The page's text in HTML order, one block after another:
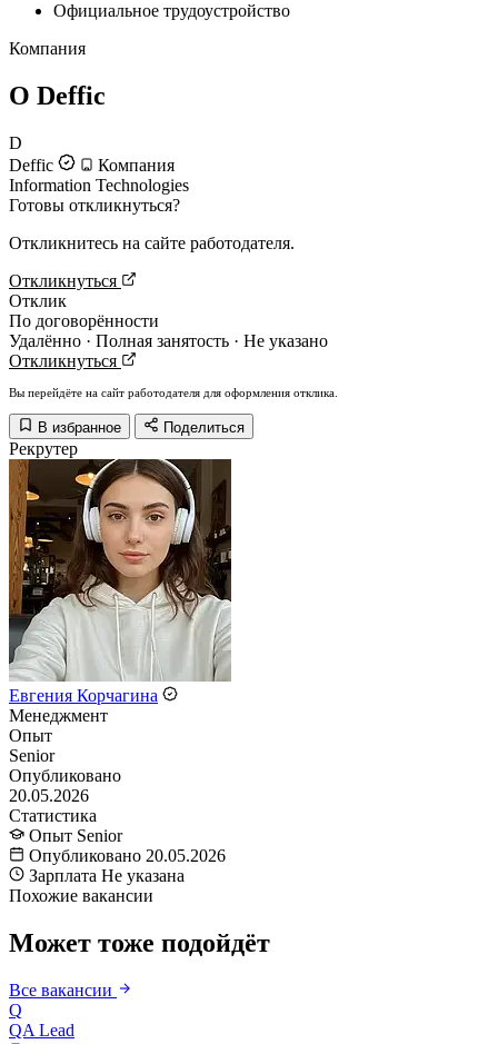
Официальное трудоустройство
Компания
О Deffic
D
Deffic
Компания
Information Technologies
Готовы откликнуться?
Откликнитесь на сайте работодателя.
Откликнуться
Отклик
По договорённости
Удалённо · Полная занятость · Не указано
Откликнуться
Вы перейдёте на сайт работодателя для оформления отклика.
В избранное Поделиться
Рекрутер
Евгения Корчагина
Менеджмент
Опыт
Senior
Опубликовано
20.05.2026
Статистика
Опыт Senior
Опубликовано 20.05.2026
Зарплата Не указана
Похожие вакансии
Может тоже подойдёт
Все вакансии
Q
QA Lead